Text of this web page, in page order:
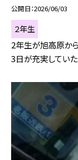
公開日 2026/06/03
２年生
2年生が旭高原か
3日が充実してい